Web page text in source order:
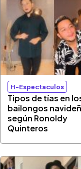
H-Espectaculos
Tipos de tías en
bailongos
según Ronoldy
Quinteros